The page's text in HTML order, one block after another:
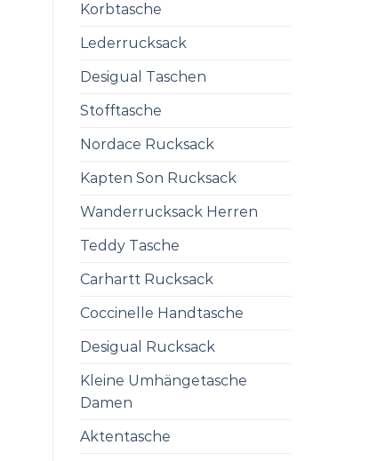
Korbtasche
Lederrucksack
Desigual Taschen
Stofftasche
Nordace Rucksack
Kapten Son Rucksack
Wanderrucksack Herren
Teddy Tasche
Carhartt Rucksack
Coccinelle Handtasche
Desigual Rucksack
Kleine Umhängetasche
Damen
Aktentasche